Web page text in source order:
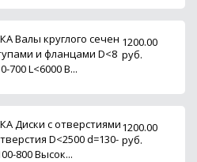
Валы круглого сечен
и фланцами D<8
700 L<6000 В...
1200.00
руб.
Диски с отверстиями
D<2500 d=130-
800 Высок...
1200.00
руб.